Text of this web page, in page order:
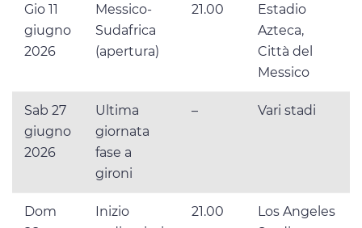
Gio 11
giugno
2026
Messico-
Sudafrica
(apertura)
21.00
Estadio
Azteca,
Città del
Messico
Sab 27
giugno
2026
Ultima
giornata
fase a
gironi
– Vari stadi
Dom
Inizio
21.00
Los Angeles